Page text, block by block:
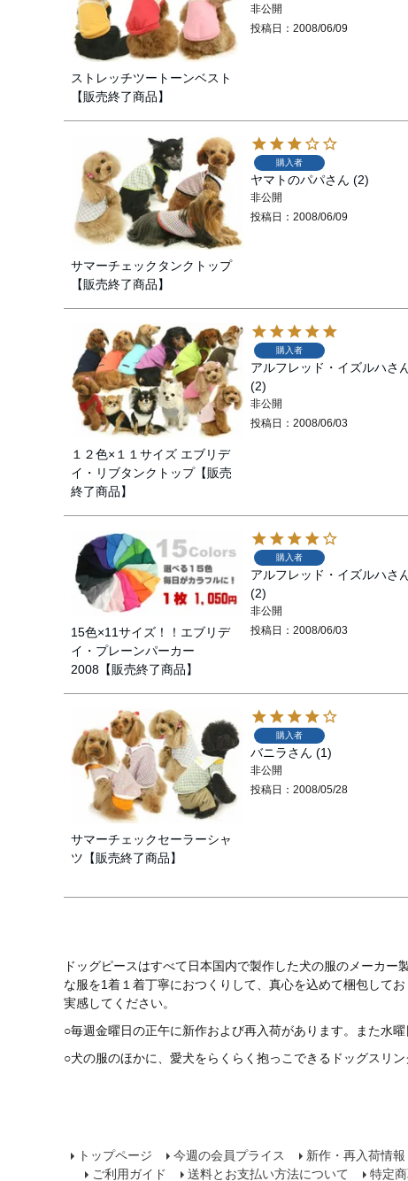
ストレッチツートーンベスト
【販売終了商品】
非公開
投稿日
2008/06/09
サマーチェックタンクトップ
【販売終了商品】
購入者
ヤマトのパパ 2
非公開
投稿日
2008/06/09
１２色×１１サイズ エブリデ
イ・リブタンクトップ【販売
終了商品】
購入者
アルフレッド・イズルハ
2
非公開
投稿日
2008/06/03
15色×11サイズ！！エブリデ
イ・プレーンパーカー
2008【販売終了商品】
購入者
アルフレッド・イズルハ
2
非公開
投稿日
2008/06/03
サマーチェックセーラーシャ
ツ【販売終了商品】
購入者
バニラ 1
非公開
投稿日
2008/05/28
ドッグピースはすべて日本国内で製作した犬の服のメーカ
な服を1着１着丁寧におつくりして、真心を込めて梱包して
実感してください。
○毎週金曜日の正午に新作および再入荷があります。また水
○犬の服のほかに、愛犬をらくらく抱っこできるドッグスリ
トップページ 今週の会員プライス 新作・再入荷情報
ご利用ガイド
送料とお支払い方法について 特定